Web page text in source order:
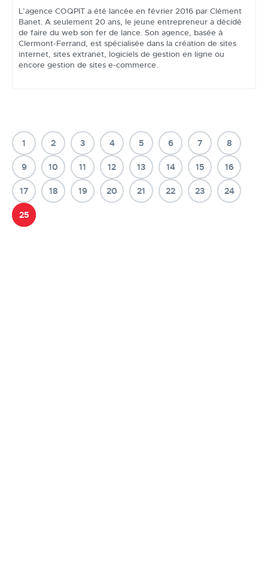
L’agence COQPIT a été lancée en février 2016 par Clément
Banet. A seulement 20 ans, le jeune entrepreneur a décidé
de faire du web son fer de lance. Son agence, basée à
Clermont-Ferrand, est spécialisée dans la création de sites
internet, sites extranet, logiciels de gestion en ligne ou
encore gestion de sites e-commerce.
1 2 3 4 5 6 7 8
9 10 11 12 13 14 15 16
17 18 19 20 21 22 23 24
25